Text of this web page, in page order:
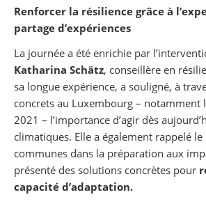
Renforcer la résilience grâce à
partage d’expériences
La journée a été enrichie par
Katharina Schätz, conseillère en
sa longue expérience, a souligné, à
concrets au Luxembourg – notamment
2021 – l’importance d’agir dès
climatiques. Elle a également rappelé
communes dans la préparation aux
présenté des solutions concrètes pour
capacité d’adaptation.